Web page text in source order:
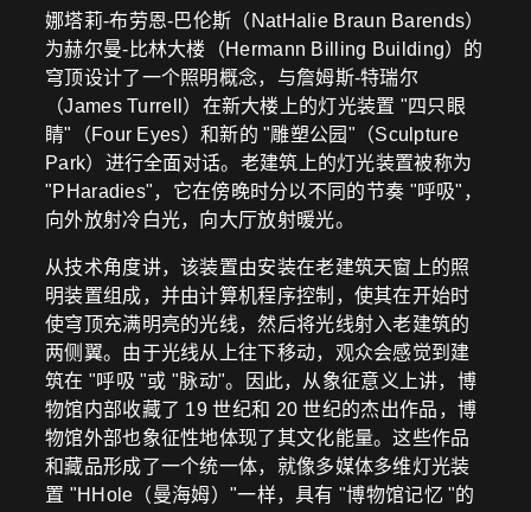
娜塔莉-布劳恩-巴伦斯（NatHalie Braun Barends）
为赫尔曼-比林大楼（Hermann Billing Building）的
穹顶设计了一个照明概念，与詹姆斯-特瑞尔
（James Turrell）在新大楼上的灯光装置 "四只眼
睛"（Four Eyes）和新的 "雕塑公园"（Sculpture
Park）进行全面对话。老建筑上的灯光装置被称为
"PHaradies"，它在傍晚时分以不同的节奏 "呼吸"，
向外放射冷白光，向大厅放射暖光。
从技术角度讲，该装置由安装在老建筑天窗上的照
明装置组成，并由计算机程序控制，使其在开始时
使穹顶充满明亮的光线，然后将光线射入老建筑的
两侧翼。由于光线从上往下移动，观众会感觉到建
筑在 "呼吸 "或 "脉动"。因此，从象征意义上讲，博
物馆内部收藏了 19 世纪和 20 世纪的杰出作品，博
物馆外部也象征性地体现了其文化能量。这些作品
和藏品形成了一个统一体，就像多媒体多维灯光装
置 "HHole（曼海姆）"一样，具有 "博物馆记忆 "的